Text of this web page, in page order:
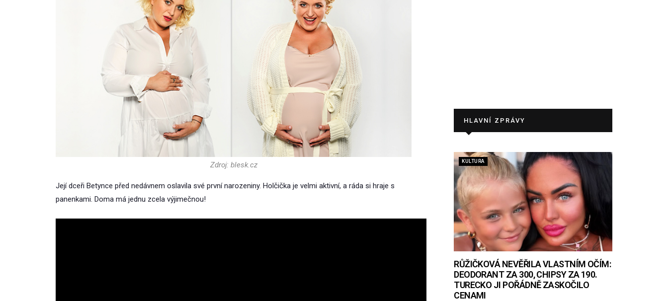
Zdroj: blesk.cz
Její dceři Betynce před nedávnem oslavila své první narozeniny. Holčička je velmi aktivní, a ráda si hraje s
panenkami. Doma má jednu zcela výjimečnou!
HLAVNÍ ZPRÁVY
KULTURA
RŮŽIČKOVÁ NEVĚŘILA VLASTNÍM OČÍM:
DEODORANT ZA 300, CHIPSY ZA 190.
TURECKO JI POŘÁDNĚ ZASKOČILO
CENAMI